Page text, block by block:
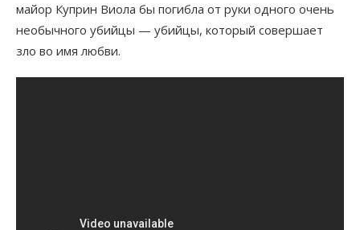
майор Куприн Виола бы погибла от руки одного очень
необычного убийцы — убийцы, который совершает
зло во имя любви.